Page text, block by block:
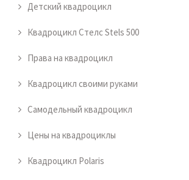
Детский квадроцикл
Квадроцикл Стелс Stels 500
Права на квадроцикл
Квадроцикл своими руками
Самодельный квадроцикл
Цены на квадроциклы
Квадроцикл Polaris